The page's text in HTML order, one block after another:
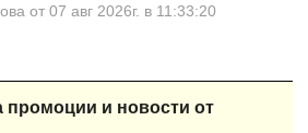
от 07 авг 2026г. в 11:33:20
промоции и новости от